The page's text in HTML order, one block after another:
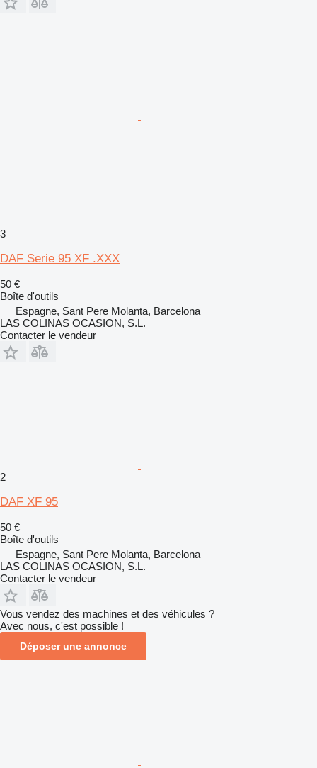
3
DAF Serie 95 XF .XXX
50 €
Boîte d'outils
Espagne, Sant Pere Molanta, Barcelona
LAS COLINAS OCASION, S.L.
Contacter le vendeur
2
DAF XF 95
50 €
Boîte d'outils
Espagne, Sant Pere Molanta, Barcelona
LAS COLINAS OCASION, S.L.
Contacter le vendeur
Vous vendez des machines et des véhicules ?
Avec nous, c'est possible !
Déposer une annonce